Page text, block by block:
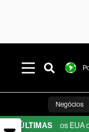
Negócios
Línea Studios
ÚLTIMAS
dos EUA